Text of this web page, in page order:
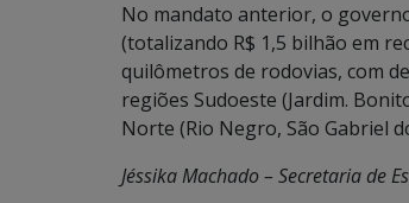
No mandato anterior, o
(totalizando R$ 1,5 bilhão em
quilômetros de rodovias, com
regiões Sudoeste (Jardim.
Norte (Rio Negro, São Gabriel
Jéssika Machado – Secretaria de